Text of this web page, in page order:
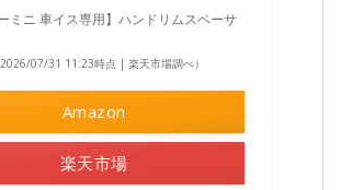
ミニ 車イス専用】ハンドリムスペーサ
2026/07/31 11:23時点 | 楽天市場調べ）
Amazon
楽天市場